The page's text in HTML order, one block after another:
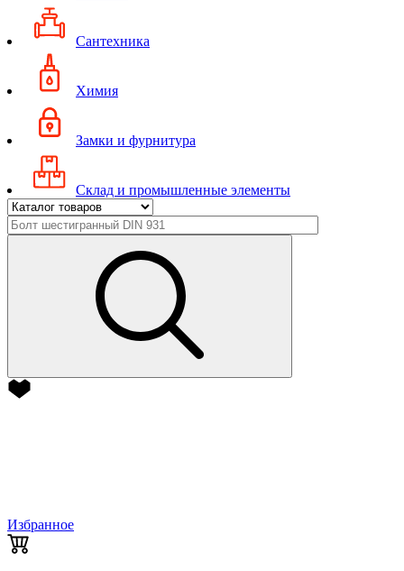
Сантехника
Химия
Замки и фурнитура
Склад и промышленные элементы
Избранное